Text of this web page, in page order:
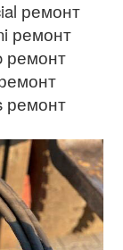
ремонт
ремонт
ремонт
ремонт